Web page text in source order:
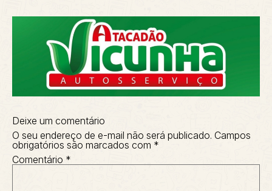
Deixe um comentário
O seu endereço de e-mail não será publicado. Campos
obrigatórios são marcados com *
Comentário *